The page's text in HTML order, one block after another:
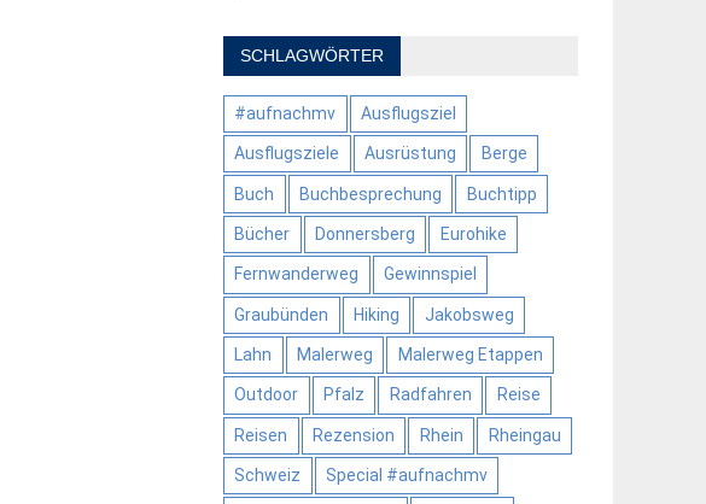
SCHLAGWÖRTER
#aufnachmv Ausflugsziel
Ausflugsziele Ausrüstung Berge
Buch Buchbesprechung Buchtipp
Bücher Donnersberg Eurohike
Fernwanderweg Gewinnspiel
Graubünden Hiking Jakobsweg
Lahn Malerweg Malerweg Etappen
Outdoor Pfalz Radfahren Reise
Reisen Rezension Rhein Rheingau
Schweiz Special #aufnachmv